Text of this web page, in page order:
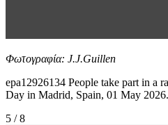
Φωτογραφία: J.J.Guillen
epa12926134 People take part in a
Day in Madrid, Spain, 01 May
5 / 8